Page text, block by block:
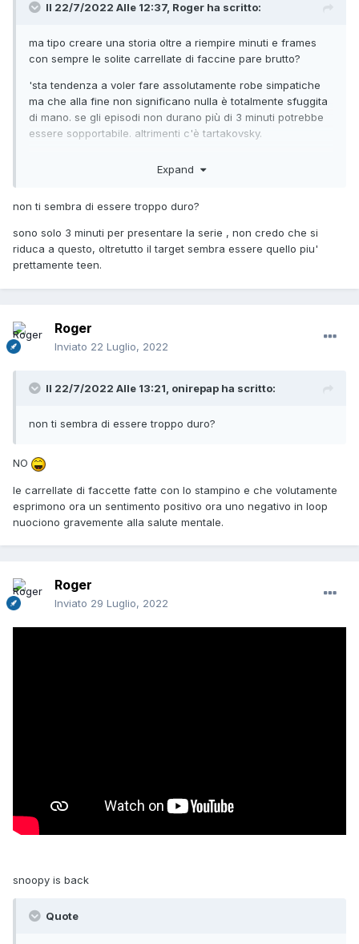
Il 22/7/2022 Alle 12:37, Roger ha scritto:
ma tipo creare una storia oltre a riempire minuti e frames
con sempre le solite carrellate di faccine pare brutto?
'sta tendenza a voler fare assolutamente robe simpatiche
ma che alla fine non significano nulla è totalmente sfuggita
di mano. se gli episodi non durano più di 3 minuti potrebbe
essere sopportabile. altrimenti c'è tartakovsky.
Expand
non ti sembra di essere troppo duro?
sono solo 3 minuti per presentare la serie , non credo che si
riduca a questo, oltretutto il target sembra essere quello piu'
prettamente teen.
Roger
Inviato 22 Luglio, 2022
Il 22/7/2022 Alle 13:21, onirepap ha scritto:
non ti sembra di essere troppo duro?
NO
le carrellate di faccette fatte con lo stampino e che volutamente
esprimono ora un sentimento positivo ora uno negativo in loop
nuociono gravemente alla salute mentale.
Roger
Inviato 29 Luglio, 2022
snoopy is back
Quote